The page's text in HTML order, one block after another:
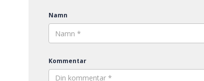
Namn
Kommentar